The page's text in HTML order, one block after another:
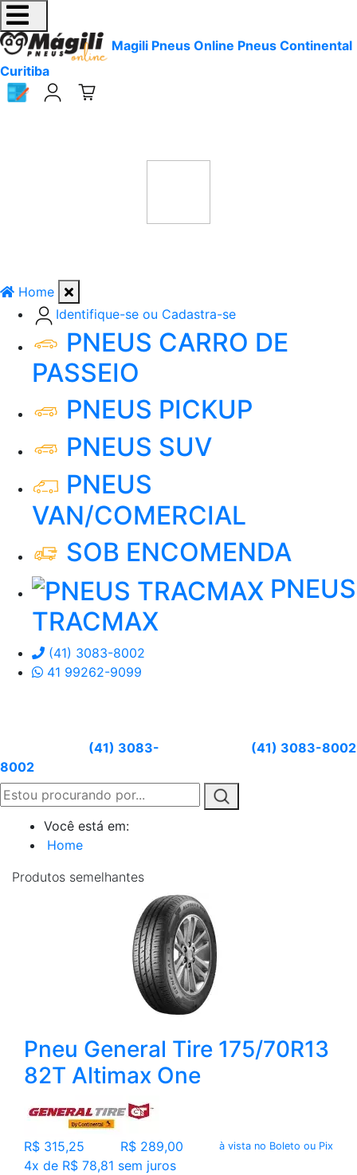
Magili Pneus Online Pneus Continental
Curitiba
Home
Identifique-se ou Cadastra-se
PNEUS CARRO DE
PASSEIO
PNEUS PICKUP
PNEUS SUV
PNEUS
VAN/COMERCIAL
SOB ENCOMENDA
PNEUS
TRACMAX
(41) 3083-8002
41 99262-9099
(41) 3083-
8002
(41) 3083-8002
Você está em:
Home
Produtos semelhantes
Pneu General Tire 175/70R13
82T Altimax One
R$ 315,25 R$ 289,00 à vista no Boleto ou Pix
4x de R$ 78,81 sem juros